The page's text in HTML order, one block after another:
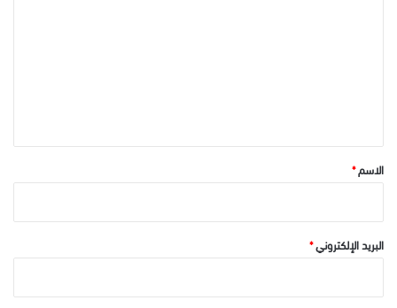
*الاسم*
البريد الإلكتروني*